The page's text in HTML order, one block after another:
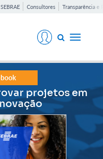
Consultores Transparência e
Toggle
projetos em